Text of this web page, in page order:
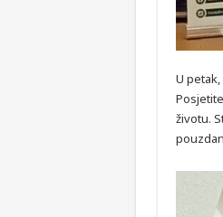
U
životu.